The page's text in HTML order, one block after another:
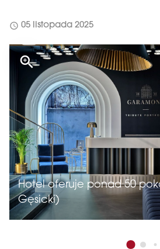
schedule 05 listopada 2025
Hotel oferuje ponad 50
Gęsicki)